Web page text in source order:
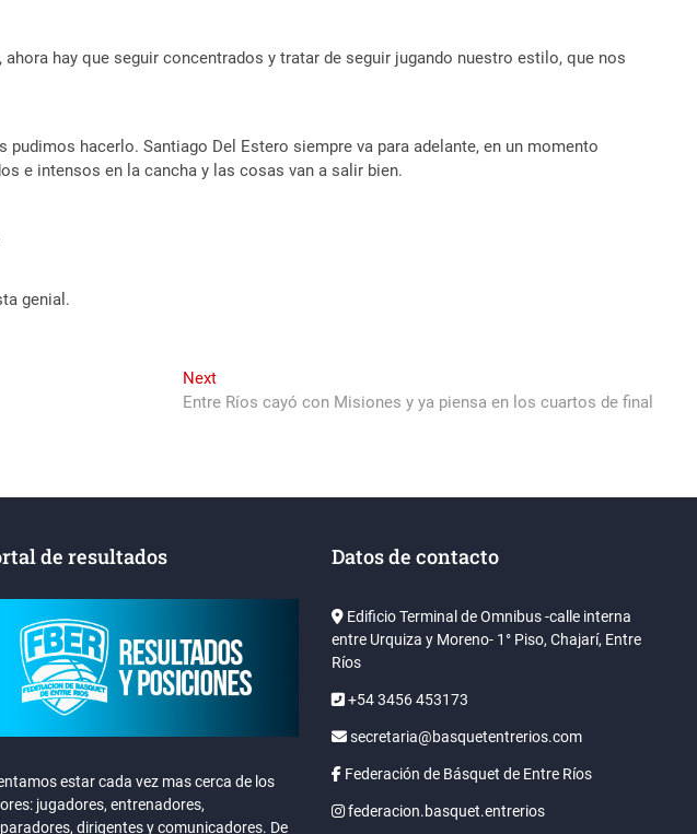
hay que seguir concentrados y tratar de seguir jugando nuestro estilo, que nos
hacerlo. Santiago Del Estero siempre va para adelante, en un momento
e intensos en la cancha y las cosas van a salir bien.
genial.
NextNext
post:
Entre Ríos cayó con Misiones y ya piensa en los cuartos de final
de resultados
estar cada vez mas cerca de los
jugadores, entrenadores,
dirigentes y comunicadores. De
Datos de contacto
Edificio Terminal de Omnibus -calle interna
entre Urquiza y Moreno- 1° Piso, Chajarí, Entre
Ríos
+54 3456 453173
secretaria@basquetentrerios.com
Federación de Básquet de Entre Ríos
federacion.basquet.entrerios